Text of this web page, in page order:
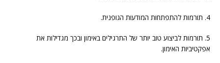
4. תורמות להתפתחות המודעות הגופנית.
5. תורמות לביצוע טוב יותר של התרגילים באימון ובכך מגדילות את
אפקטיביות האימון.